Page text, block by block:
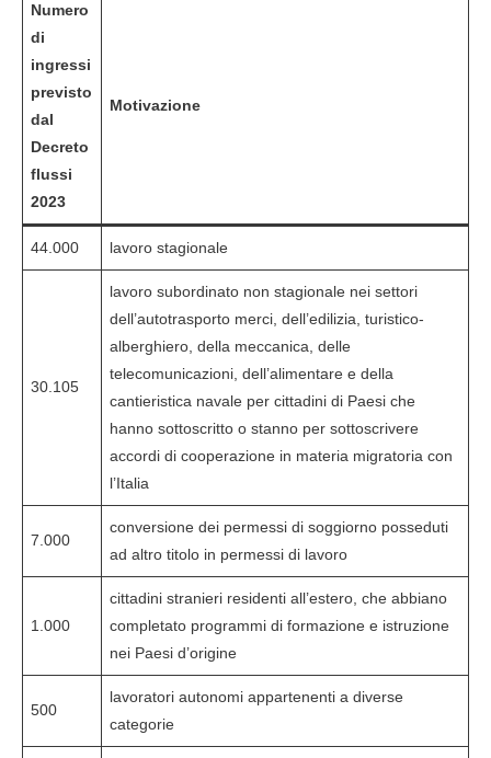
Numero
di
ingressi
previsto
dal
Decreto
flussi
2023
Motivazione
44.000 lavoro stagionale
30.105
lavoro subordinato non stagionale nei settori
dell’autotrasporto merci, dell’edilizia, turistico-
alberghiero, della meccanica, delle
telecomunicazioni, dell’alimentare e della
cantieristica navale per cittadini di Paesi che
hanno sottoscritto o stanno per sottoscrivere
accordi di cooperazione in materia migratoria con
l’Italia
7.000
conversione dei permessi di soggiorno posseduti
ad altro titolo in permessi di lavoro
1.000
cittadini stranieri residenti all’estero, che abbiano
completato programmi di formazione e istruzione
nei Paesi d’origine
500
lavoratori autonomi appartenenti a diverse
categorie